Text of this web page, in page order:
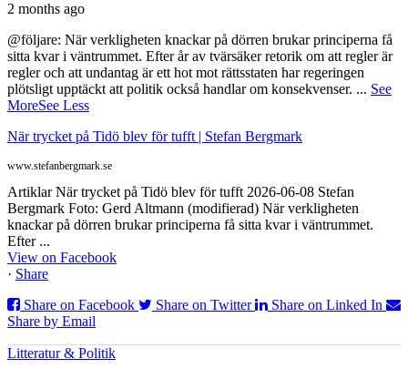
2 months ago
@följare: När verkligheten knackar på dörren brukar principerna få
sitta kvar i väntrummet. Efter år av tvärsäker retorik om att regler är
regler och att undantag är ett hot mot rättsstaten har regeringen
plötsligt upptäckt att politik också handlar om konsekvenser. ... See
MoreSee Less
När trycket på Tidö blev för tufft | Stefan Bergmark
www.stefanbergmark.se
Artiklar När trycket på Tidö blev för tufft 2026-06-08 Stefan
Bergmark Foto: Gerd Altmann (modifierad) När verkligheten
knackar på dörren brukar principerna få sitta kvar i väntrummet.
Efter ...
View on Facebook
· Share
Share on Facebook
Share on Twitter
Share on Linked In
Share by Email
Litteratur & Politik